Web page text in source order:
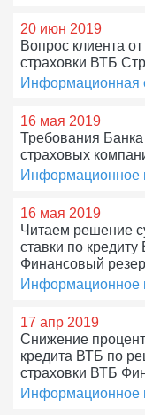
20 июн 2019
Вопрос клиента
страховки ВТБ
Информационная
16 мая 2019
Требования
страховых
Информационное
16 мая 2019
Читаем решение
ставки по
Финансовый
Информационное
17 апр 2019
Снижение
кредита ВТБ по
страховки ВТБ
Информационное